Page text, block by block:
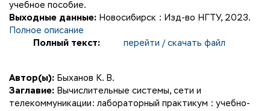
учебное пособие.
Выходные данные: Новосибирск : Изд-во НГТУ, 2023.
Полное описание
Полный текст:
перейти / скачать файл
Автор(ы): Быханов К. В.
Заглавие: Вычислительные системы, сети и
телекоммуникации: лабораторный практикум : учебно-